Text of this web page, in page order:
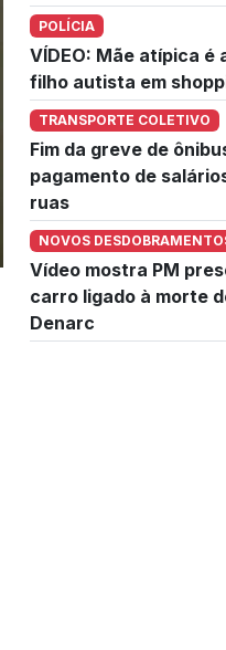
POLÍCIA
VÍDEO: Mãe atípica é
filho autista em
TRANSPORTE COLETIVO
Fim da greve de
pagamento de
ruas
NOVOS
Vídeo mostra PM
carro ligado à morte
Denarc